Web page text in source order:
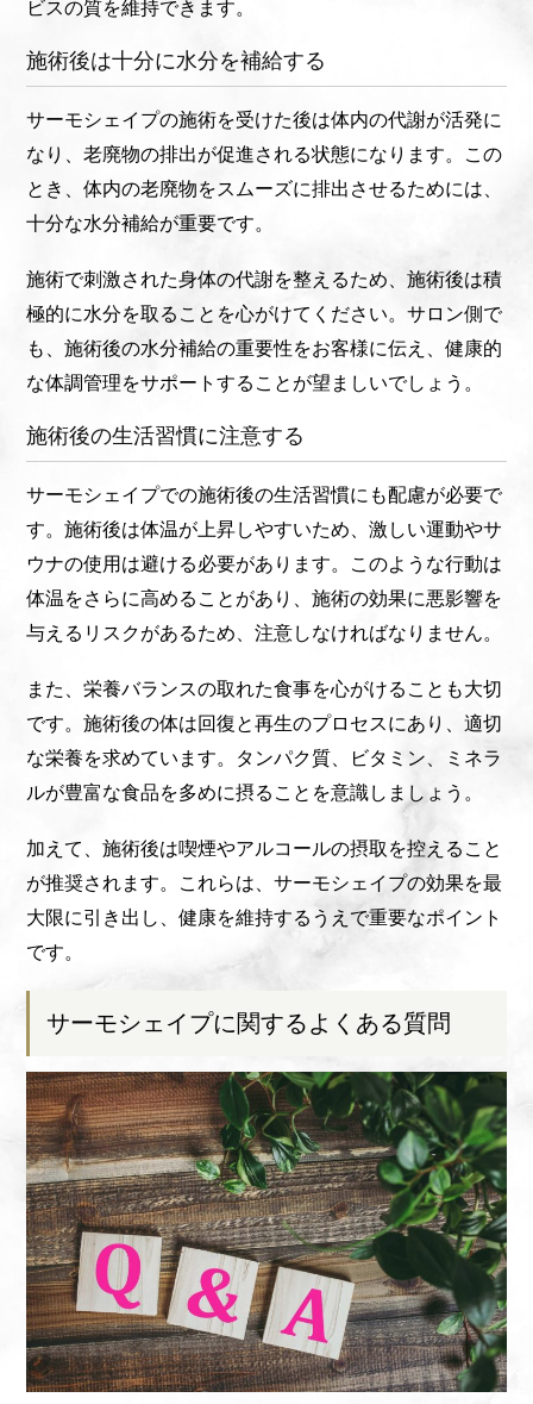
ビスの質を維持できます。
施術後は十分に水分を補給する
サーモシェイプの施術を受けた後は体内の代謝が活発に
なり、老廃物の排出が促進される状態になります。この
とき、体内の老廃物をスムーズに排出させるためには、
十分な水分補給が重要です。
施術で刺激された身体の代謝を整えるため、施術後は積
極的に水分を取ることを心がけてください。サロン側で
も、施術後の水分補給の重要性をお客様に伝え、健康的
な体調管理をサポートすることが望ましいでしょう。
施術後の生活習慣に注意する
サーモシェイプでの施術後の生活習慣にも配慮が必要で
す。施術後は体温が上昇しやすいため、激しい運動やサ
ウナの使用は避ける必要があります。このような行動は
体温をさらに高めることがあり、施術の効果に悪影響を
与えるリスクがあるため、注意しなければなりません。
また、栄養バランスの取れた食事を心がけることも大切
です。施術後の体は回復と再生のプロセスにあり、適切
な栄養を求めています。タンパク質、ビタミン、ミネラ
ルが豊富な食品を多めに摂ることを意識しましょう。
加えて、施術後は喫煙やアルコールの摂取を控えること
が推奨されます。これらは、サーモシェイプの効果を最
大限に引き出し、健康を維持するうえで重要なポイント
です。
サーモシェイプに関するよくある質問